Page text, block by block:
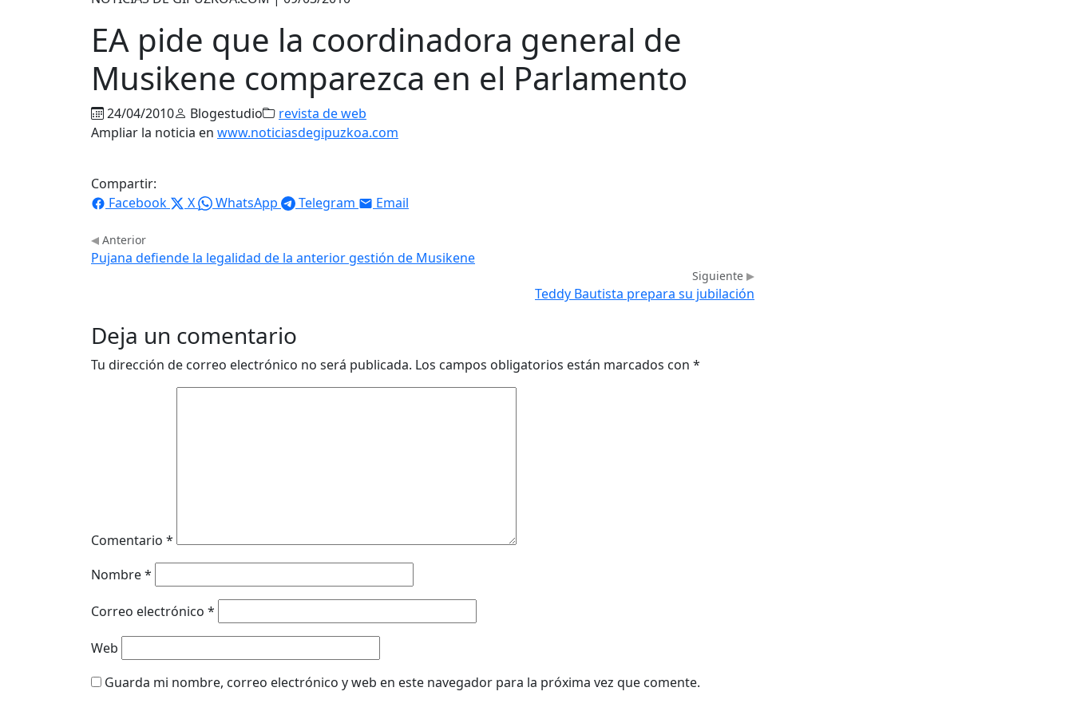
EA pide que la coordinadora general de
Musikene comparezca en el Parlamento
24/04/2010 Blogestudio
revista de web
Ampliar la noticia en www.noticiasdegipuzkoa.com
Compartir:
Facebook
X WhatsApp Telegram Email
Anterior
Pujana defiende la legalidad de la anterior gestión de Musikene
Siguiente
Teddy Bautista prepara su jubilación
Deja un comentario
Tu dirección de correo electrónico no será publicada. Los campos obligatorios están marcados con *
Comentario *
Nombre*
Correo electrónico *
Web
Guarda mi nombre, correo electrónico y web en este navegador para la próxima vez que comente.